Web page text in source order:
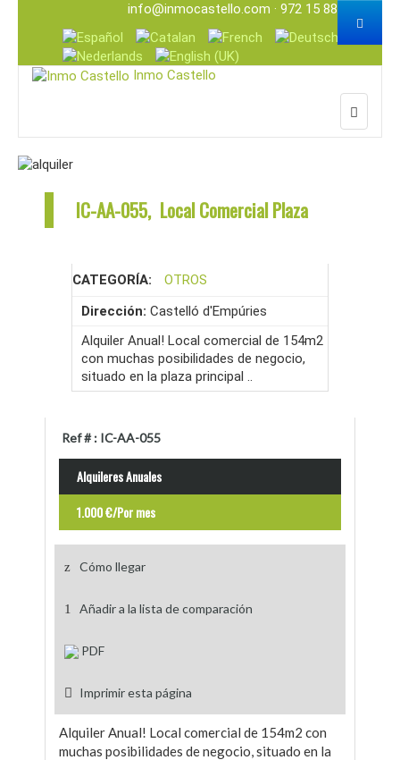
info@inmocastello.com · 972 15 88 25
Inmo Castello
IC-AA-055, Local Comercial Plaza
CATEGORÍA:
OTROS
Dirección: Castelló d'Empúries
Alquiler Anual! Local comercial de 154m2
con muchas posibilidades de negocio,
situado en la plaza principal ..
Ref # : IC-AA-055
Alquileres Anuales
1.000 €/Por mes
Cómo llegar
Añadir a la lista de comparación
PDF
Imprimir esta página
Alquiler Anual! Local comercial de 154m2 con
muchas posibilidades de negocio, situado en la